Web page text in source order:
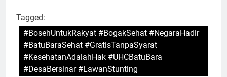
Tagged:
#BosehUntukRakyat #BogakSehat #NegaraHadir
#BatuBaraSehat #GratisTanpaSyarat
#KesehatanAdalahHak #UHCBatuBara
#DesaBersinar #LawanStunting